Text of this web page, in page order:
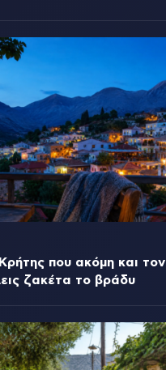
που ακόμη και τον
ζακέτα το βράδυ